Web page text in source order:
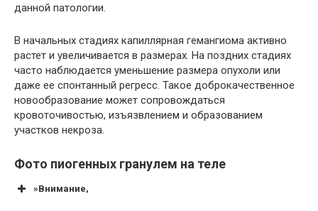
данной патологии.
В начальных стадиях капиллярная гемангиома активно
растет и увеличивается в размерах. На поздних стадиях
часто наблюдается уменьшение размера опухоли или
даже ее спонтанный регресс. Такое доброкачественное
новообразование может сопровождаться
кровоточивостью, изъязвлением и образованием
участков некроза.
Фото пиогенных гранулем на теле
»Внимание,